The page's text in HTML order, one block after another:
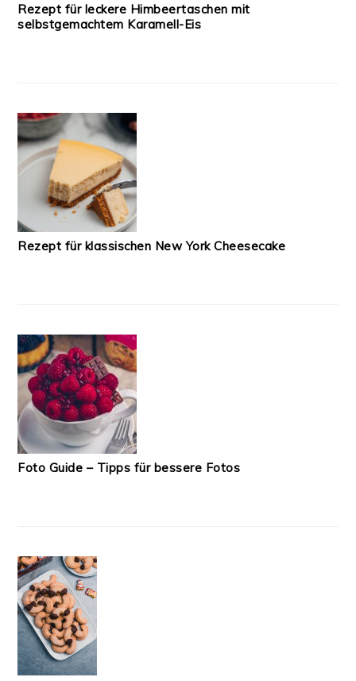
Rezept für leckere Himbeertaschen mit
selbstgemachtem Karamell-Eis
Rezept für klassischen New York Cheesecake
Foto Guide – Tipps für bessere Fotos